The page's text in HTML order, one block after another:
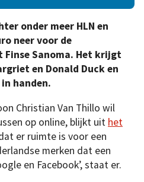
onder meer HLN en
neer voor de
Finse Sanoma. Het krijgt
en Donald Duck en
handen.
Christian Van Thillo wil
op online, blijkt uit het
er ruimte is voor een
merken dat een
en Facebook’, staat er.